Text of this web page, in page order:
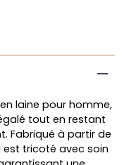
laine pour homme,
tout en restant
Fabriqué à partir de
est tricoté avec soin